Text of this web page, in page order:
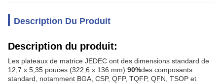
Description Du Produit
Description du produit:
Les plateaux de matrice JEDEC ont des dimensions standard de
12,7 x 5,35 pouces (322,6 x 136 mm). 90%des composants
standard, notamment BGA, CSP, QFP, TQFP, QFN, TSOP et